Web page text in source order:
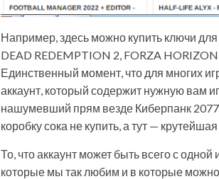
Например, здесь можно купить ключи
DEAD REDEMPTION 2, FORZA
Единственный момент, что для многих
аккаунт, который содержит нужную вам
нашумевший прям везде Киберпанк 2077
коробку сока не купить, а тут — крутейшая
То, что аккаунт может быть всего с
которые мы так любим и в которые